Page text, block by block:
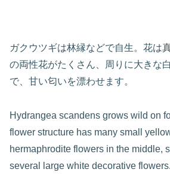
ガクウツギは林縁などで自生。花は
の両性花がたくさん、周りに大きな
で、甘い匂いを漂わせます。
Hydrangea scandens grows wild on
flower structure has many small
hermaphrodite flowers in the middle,
several large white decorative